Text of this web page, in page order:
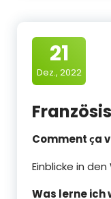
21
Dez., 2022
Comment ҫa
Einblicke in
Was lerne ich